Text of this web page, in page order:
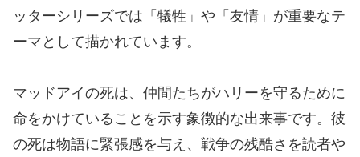
ッターシリーズでは「犠牲」や「友情」が重要なテ
ーマとして描かれています。
マッドアイの死は、仲間たちがハリーを守るために
命をかけていることを示す象徴的な出来事です。彼
の死は物語に緊張感を与え、戦争の残酷さを読者や